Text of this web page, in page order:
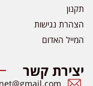
תקנון
הצהרת נגישות
המייל האדום
יצירת קשר